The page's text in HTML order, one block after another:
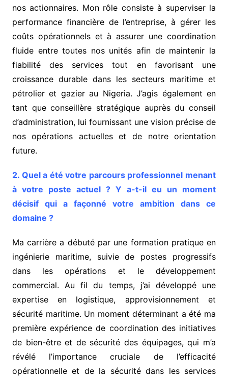
nos actionnaires. Mon rôle consiste à superviser la
performance financière de l’entreprise, à gérer les
coûts opérationnels et à assurer une coordination
fluide entre toutes nos unités afin de maintenir la
fiabilité des services tout en favorisant une
croissance durable dans les secteurs maritime et
pétrolier et gazier au Nigeria. J’agis également en
tant que conseillère stratégique auprès du conseil
d’administration, lui fournissant une vision précise de
nos opérations actuelles et de notre orientation
future.
2. Quel a été votre parcours professionnel menant
à votre poste actuel ? Y a-t-il eu un moment
décisif qui a façonné votre ambition dans ce
domaine ?
Ma carrière a débuté par une formation pratique en
ingénierie maritime, suivie de postes progressifs
dans les opérations et le développement
commercial. Au fil du temps, j’ai développé une
expertise en logistique, approvisionnement et
sécurité maritime. Un moment déterminant a été ma
première expérience de coordination des initiatives
de bien-être et de sécurité des équipages, qui m’a
révélé l’importance cruciale de l’efficacité
opérationnelle et de la sécurité dans les services